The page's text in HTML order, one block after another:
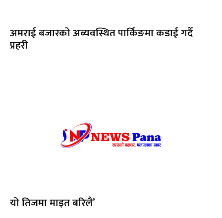
अमराई बजारको अब्यवस्थित पार्किङमा कडाई गर्दै
प्रहरी
यो तिजमा माइत बरिलै’